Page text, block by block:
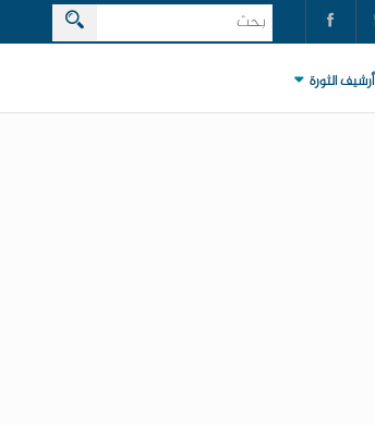
أرشيف الثورة